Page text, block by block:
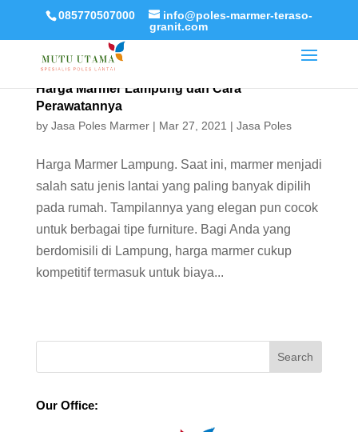
085770507000
info@poles-marmer-teraso-
granit.com
Harga Marmer Lampung dan Cara
Perawatannya
by Jasa Poles Marmer| Mar 27, 2021 | Jasa Poles
Harga Marmer Lampung. Saat ini, marmer menjadi
salah satu jenis lantai yang paling banyak dipilih
pada rumah. Tampilannya yang elegan pun cocok
untuk berbagai tipe furniture. Bagi Anda yang
berdomisili di Lampung, harga marmer cukup
kompetitif termasuk untuk biaya...
Our Office: